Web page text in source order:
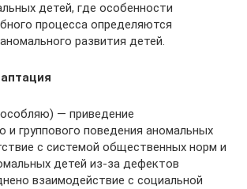
детей, где особенности
процесса определяются
развития детей.
— приведение
и группового поведения аномальных
с системой общественных норм и
детей из-за дефектов
взаимодействие с социальной